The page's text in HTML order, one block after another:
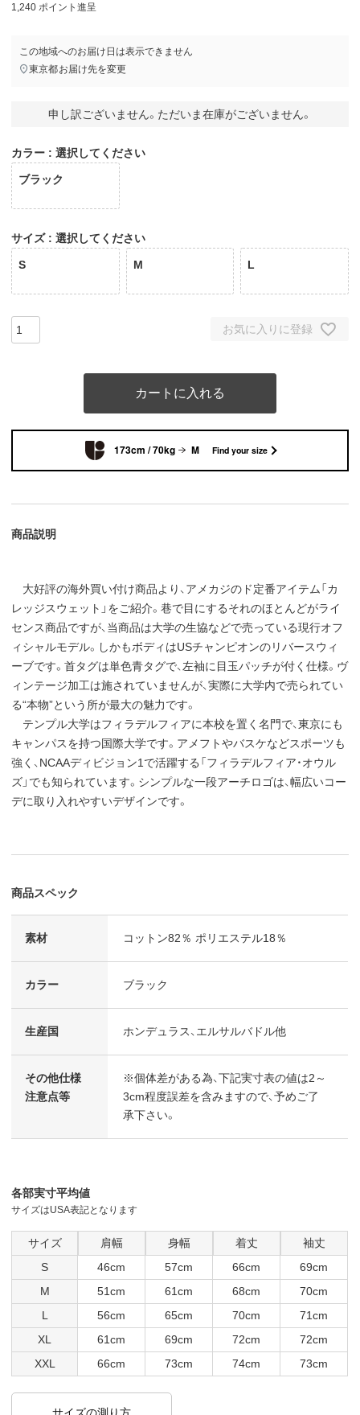
1,240 ポイント進呈
この地域へのお届け日は表示できません
東京都お届け先を変更
申し訳ございません。ただいま在庫がございません。
カラー 選択してください
ブラック
サイズ 選択してください
S M L
お気に入りに登録
カートに入れる
173cm / 70kg M Find your size
商品説明
大好評の海外買い付け商品より、アメカジのド定番アイテム「カ
レッジスウェット」をご紹介。巷で目にするそれのほとんどがライ
センス商品ですが、当商品は大学の生協などで売っている現行オフ
ィシャルモデル。しかもボディはUSチャンピオンのリバースウィ
ーブです。首タグは単色青タグで、左袖に目玉パッチが付く仕様。ヴ
ィンテージ加工は施されていませんが、実際に大学内で売られてい
る“本物”という所が最大の魅力です。
テンプル大学はフィラデルフィアに本校を置く名門で、東京にも
キャンパスを持つ国際大学です。アメフトやバスケなどスポーツも
強く、NCAAディビジョン1で活躍する「フィラデルフィア・オウル
ズ」でも知られています。シンプルな一段アーチロゴは、幅広いコー
デに取り入れやすいデザインです。
商品スペック
素材 コットン82％ ポリエステル18％
カラー ブラック
生産国 ホンデュラス、エルサルバドル他
その他仕様
注意点等
※個体差がある為、下記実寸表の値は2～
3cm程度誤差を含みますので、予めご了
承下さい。
各部実寸平均値
サイズはUSA表記となります
サイズ 肩幅 身幅 着丈
袖丈
S
46cm 57cm 66cm
69cm
M
51cm 61cm 68cm
70cm
L
56cm 65cm 70cm
71cm
XL
61cm 69cm 72cm
72cm
XXL
66cm 73cm 74cm 73cm
サイズの測り方